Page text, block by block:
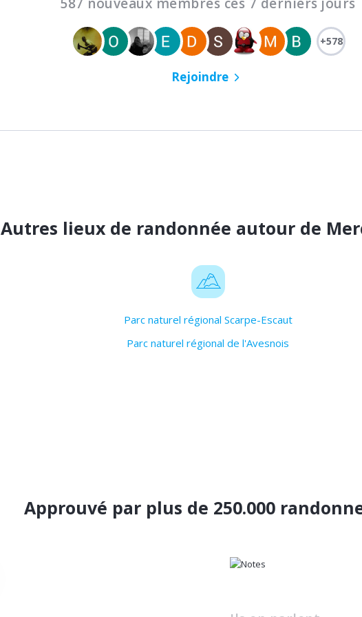
+578
Rejoindre
Autres lieux de randonnée autour de
Parc naturel régional Scarpe-Escaut
Parc naturel régional de l'Avesnois
Approuvé par plus de 250.000